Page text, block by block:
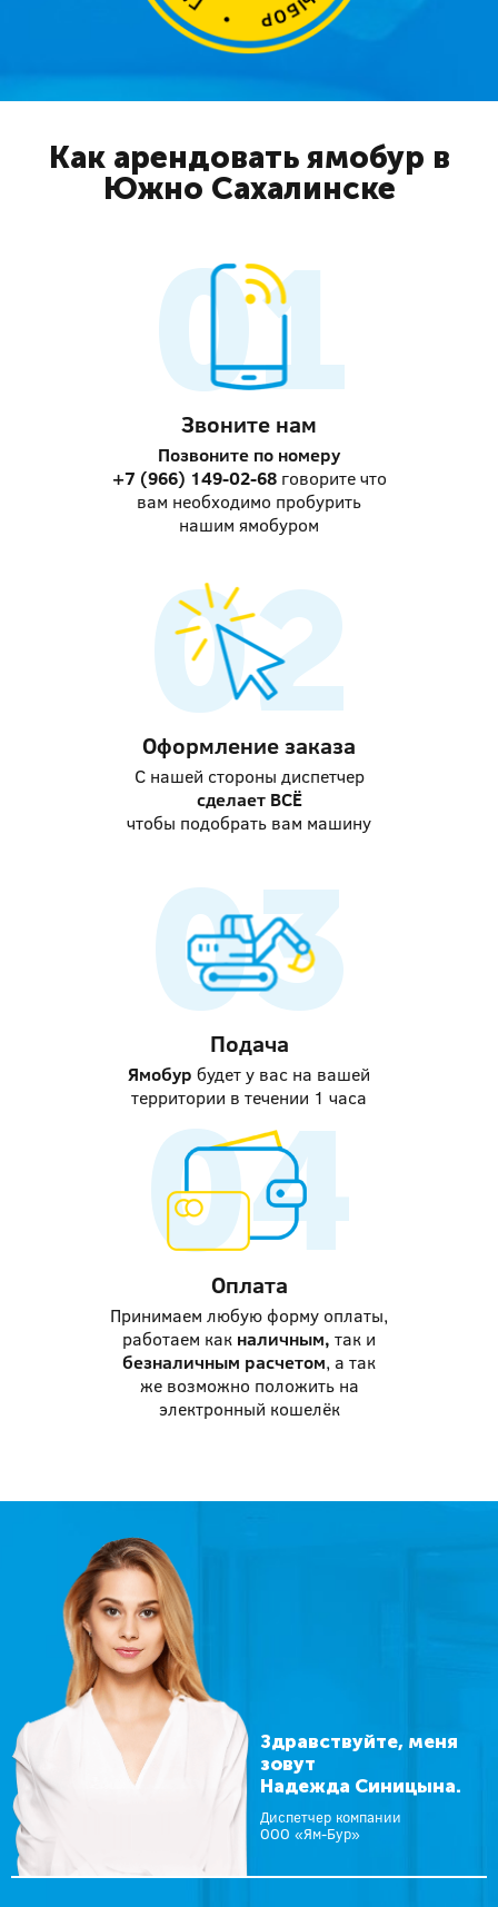
Как арендовать ямобур в
Южно Сахалинске
Звоните нам
Позвоните по номеру
+7 (966) 149-02-68 говорите что
вам необходимо пробурить
нашим ямобуром
Оформление заказа
С нашей стороны диспетчер
сделает ВСЁ
чтобы подобрать вам машину
Подача
Ямобур будет у вас на вашей
территории в течении 1 часа
Оплата
Принимаем любую форму оплаты,
работаем как наличным, так и
безналичным расчетом, а так
же возможно положить на
электронный кошелёк
Здравствуйте, меня
зовут
Надежда Синицына.
Диспетчер компании
ООО «Ям-Бур»